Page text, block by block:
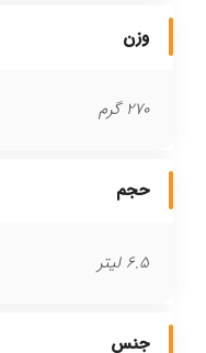
وزن
270 گرم
حجم
6.5 لیتر
جنس